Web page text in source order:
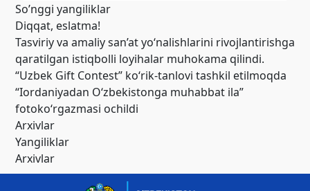
So’nggi yangiliklar
Diqqat, eslatma!
Tasviriy va amaliy san’at yo‘nalishlarini rivojlantirishga
qaratilgan istiqbolli loyihalar muhokama qilindi.
“Uzbek Gift Contest” ko‘rik-tanlovi tashkil etilmoqda
“Iordaniyadan O‘zbekistonga muhabbat ila”
fotoko‘rgazmasi ochildi
Arxivlar
Yangiliklar
Arxivlar